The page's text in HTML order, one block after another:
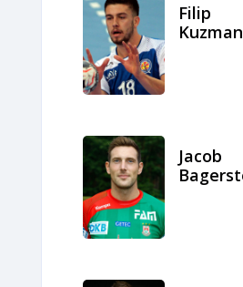
Filip
Jacob